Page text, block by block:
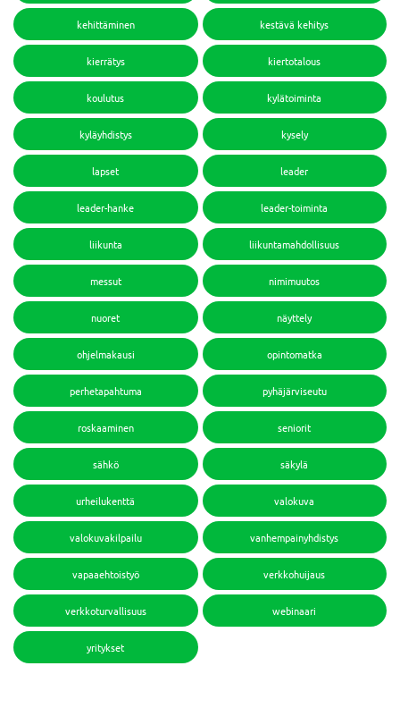
kehittäminen kestävä kehitys
kierrätys kiertotalous
koulutus kylätoiminta
kyläyhdistys kysely
lapset leader
leader-hanke leader-toiminta
liikunta liikuntamahdollisuus
messut nimimuutos
nuoret näyttely
ohjelmakausi opintomatka
perhetapahtuma pyhäjärviseutu
roskaaminen seniorit
sähkö säkylä
urheilukenttä valokuva
valokuvakilpailu vanhempainyhdistys
vapaaehtoistyö verkkohuijaus
verkkoturvallisuus webinaari
yritykset